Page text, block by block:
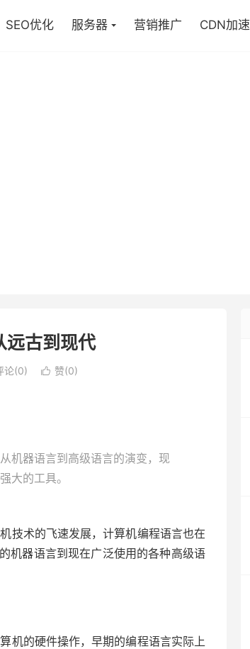
SEO优化 服务器 营销推广 CDN加速
远古到现代
论(0)  赞(0)
机器语言到高级语言的演变，现
大的工具。
技术的飞速发展，计算机编程语言也在
机器语言到现在广泛使用的各种高级语
机的硬件操作，早期的编程语言实际上